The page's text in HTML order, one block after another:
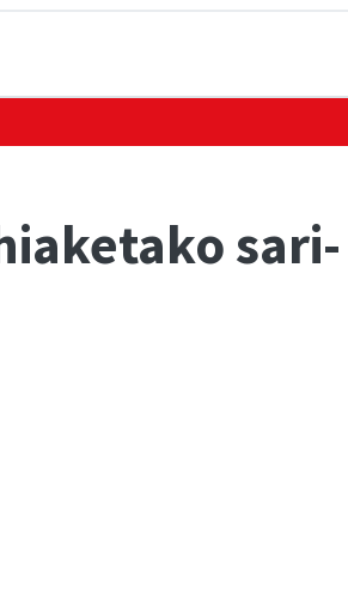
sari-